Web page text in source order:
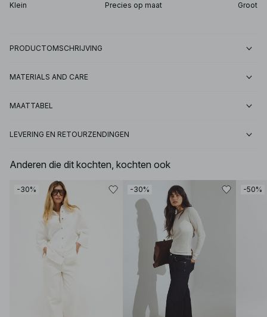
Klein Precies op maat Groot
PRODUCTOMSCHRIJVING
MATERIALS AND CARE
MAATTABEL
LEVERING EN RETOURZENDINGEN
Anderen die dit kochten, kochten ook
-30% -30% -50%